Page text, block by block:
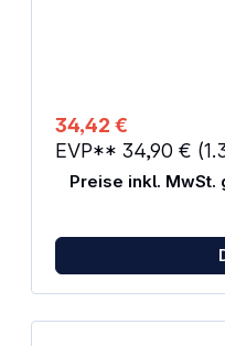
34,42 €
EVP** 34,90 €
Preise inkl.